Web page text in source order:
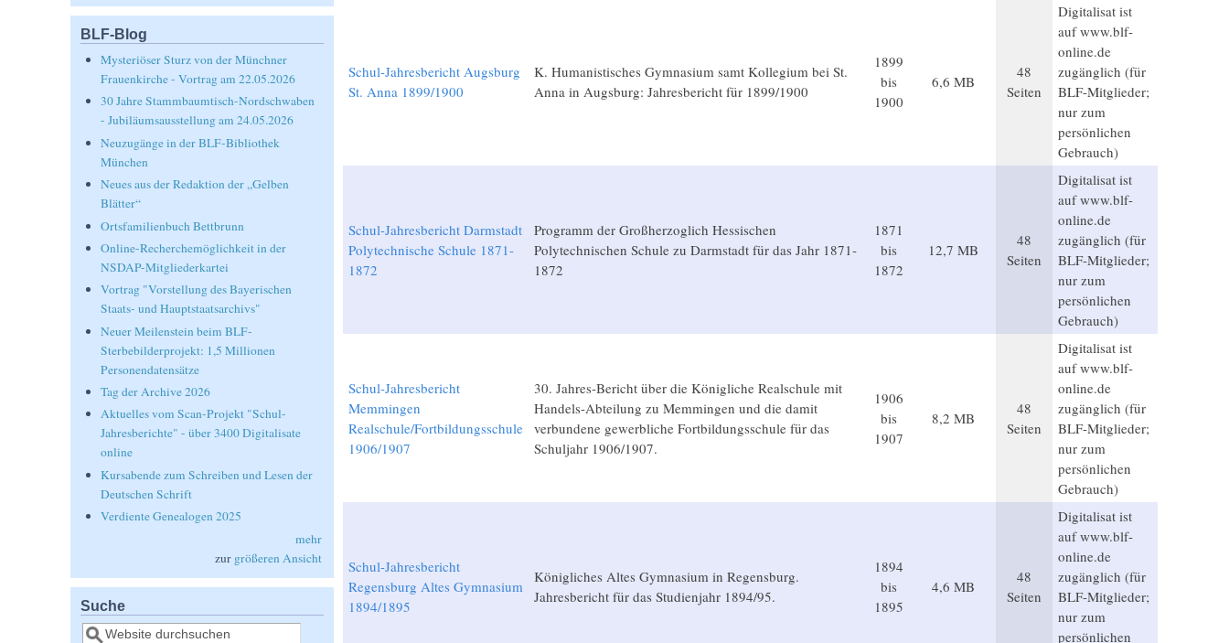
Schul-Jahresbericht Augsburg
St. Anna 1899/1900
K. Humanistisches Gymnasium samt Kollegium bei St.
Anna in Augsburg: Jahresbericht für 1899/1900
1899
bis
1900
6,6 MB
48
Seiten
Digitalisat ist
auf www.blf-
online.de
zugänglich (für
BLF-Mitglieder;
nur zum
persönlichen
Gebrauch)
Schul-Jahresbericht Darmstadt
Polytechnische Schule 1871-
1872
Programm der Großherzoglich Hessischen
Polytechnischen Schule zu Darmstadt für das Jahr 1871-
1872
1871
bis
1872
12,7 MB
48
Seiten
Digitalisat ist
auf www.blf-
online.de
zugänglich (für
BLF-Mitglieder;
nur zum
persönlichen
Gebrauch)
Schul-Jahresbericht
Memmingen
Realschule/Fortbildungsschule
1906/1907
30. Jahres-Bericht über die Königliche Realschule mit
Handels-Abteilung zu Memmingen und die damit
verbundene gewerbliche Fortbildungsschule für das
Schuljahr 1906/1907.
1906
bis
1907
8,2 MB
48
Seiten
Digitalisat ist
auf www.blf-
online.de
zugänglich (für
BLF-Mitglieder;
nur zum
persönlichen
Gebrauch)
Schul-Jahresbericht
Regensburg Altes Gymnasium
1894/1895
Königliches Altes Gymnasium in Regensburg.
Jahresbericht für das Studienjahr 1894/95.
1894
bis
1895
4,6 MB
48
Seiten
Digitalisat ist
auf www.blf-
online.de
zugänglich (für
BLF-Mitglieder;
nur zum
persönlichen
BLF-Blog
Mysteriöser Sturz von der Münchner
Frauenkirche - Vortrag am 22.05.2026
30 Jahre Stammbaumtisch-Nordschwaben
- Jubiläumsausstellung am 24.05.2026
Neuzugänge in der BLF-Bibliothek
München
Neues aus der Redaktion der „Gelben
Blätter“
Ortsfamilienbuch Bettbrunn
Online-Recherchemöglichkeit in der
NSDAP-Mitgliederkartei
Vortrag "Vorstellung des Bayerischen
Staats- und Hauptstaatsarchivs"
Neuer Meilenstein beim BLF-
Sterbebilderprojekt: 1,5 Millionen
Personendatensätze
Tag der Archive 2026
Aktuelles vom Scan-Projekt "Schul-
Jahresberichte" - über 3400 Digitalisate
online
Kursabende zum Schreiben und Lesen der
Deutschen Schrift
Verdiente Genealogen 2025
mehr
zur größeren Ansicht
Suche
Suche